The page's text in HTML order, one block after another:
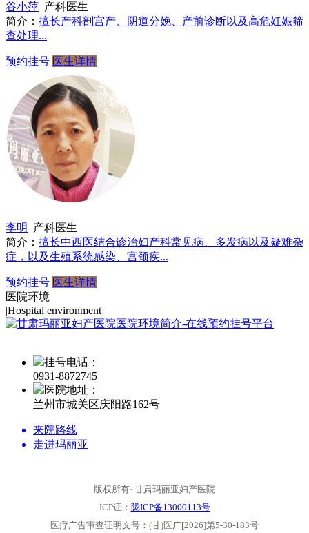
谷小萍 产科医生
简介： 擅长产科剖宫产、阴道分娩、产前诊断以及高危妊娠筛
查处理...
预约挂号 医生详情
李明
产科医生
简介： 擅长中西医结合诊治妇产科常见病、多发病以及疑难杂
症，以及生殖系统感染、宫颈疾...
预约挂号 医生详情
医院环境
|Hospital environment
挂号电话：
0931-8872745
医院地址：
兰州市城关区庆阳路162号
来院路线
走进玛丽亚
版权所有· 甘肃玛丽亚妇产医院
ICP证： 陇ICP备13000113号
医疗广告审查证明文号：(甘)医广[2026]第5-30-183号